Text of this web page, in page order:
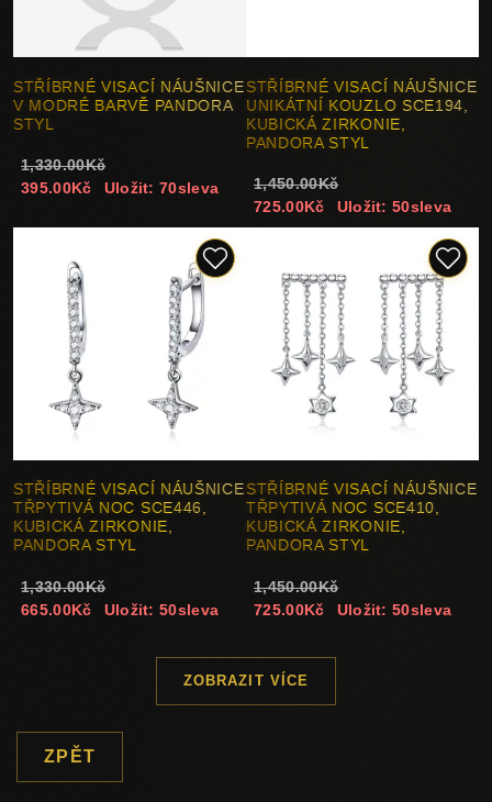
STŘÍBRNÉ VISACÍ NÁUŠNICE
V MODRÉ BARVĚ PANDORA
STYL
1,330.00Kč
395.00Kč
Uložit: 70sleva
STŘÍBRNÉ VISACÍ NÁUŠNICE
UNIKÁTNÍ KOUZLO SCE194,
KUBICKÁ ZIRKONIE,
PANDORA STYL
1,450.00Kč
725.00Kč
Uložit: 50sleva
STŘÍBRNÉ VISACÍ NÁUŠNICE
TŘPYTIVÁ NOC SCE446,
KUBICKÁ ZIRKONIE,
PANDORA STYL
1,330.00Kč
665.00Kč
Uložit: 50sleva
STŘÍBRNÉ VISACÍ NÁUŠNICE
TŘPYTIVÁ NOC SCE410,
KUBICKÁ ZIRKONIE,
PANDORA STYL
1,450.00Kč
725.00Kč
Uložit: 50sleva
ZOBRAZIT VÍCE
ZPĚT